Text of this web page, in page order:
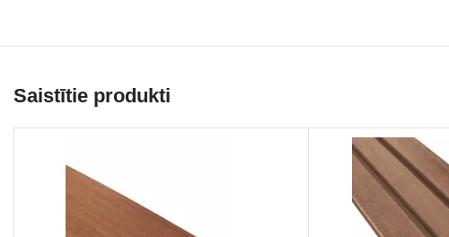
Saistītie produkti